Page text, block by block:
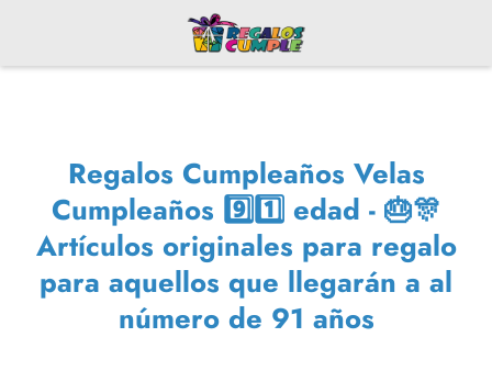
Regalos Cumpleaños Velas
Cumpleaños 9️⃣1️⃣ edad - 🎂🎊
Artículos originales para regalo
para aquellos que llegarán a al
número de 91 años